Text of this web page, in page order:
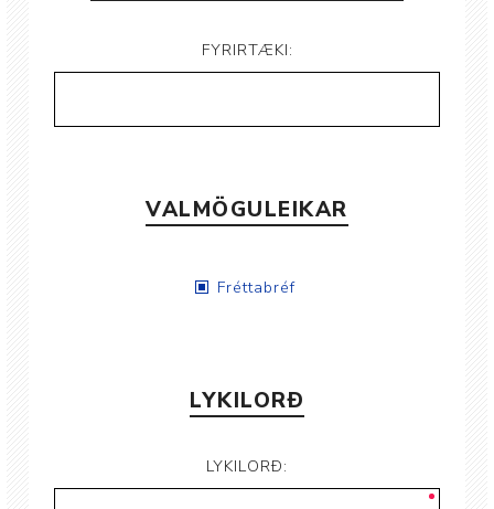
FYRIRTÆKI:
VALMÖGULEIKAR
Fréttabréf
LYKILORÐ
LYKILORÐ: